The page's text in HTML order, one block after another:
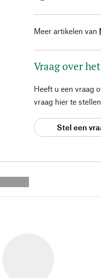
Meer artikelen van
Vraag over
Heeft u een vraag
vraag hier te
Stel een